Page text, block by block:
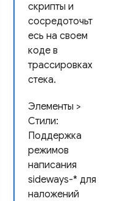
скрипты и
сосредоточьт
есь на своем
коде в
трассировках
стека.
Элементы >
Стили:
Поддержка
режимов
написания
sideways-* для
наложений